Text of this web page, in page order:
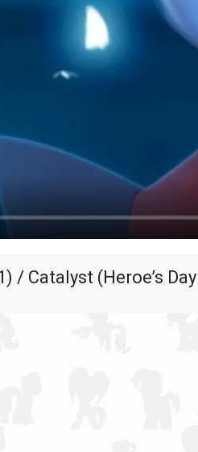
/ Catalyst (Heroe’s